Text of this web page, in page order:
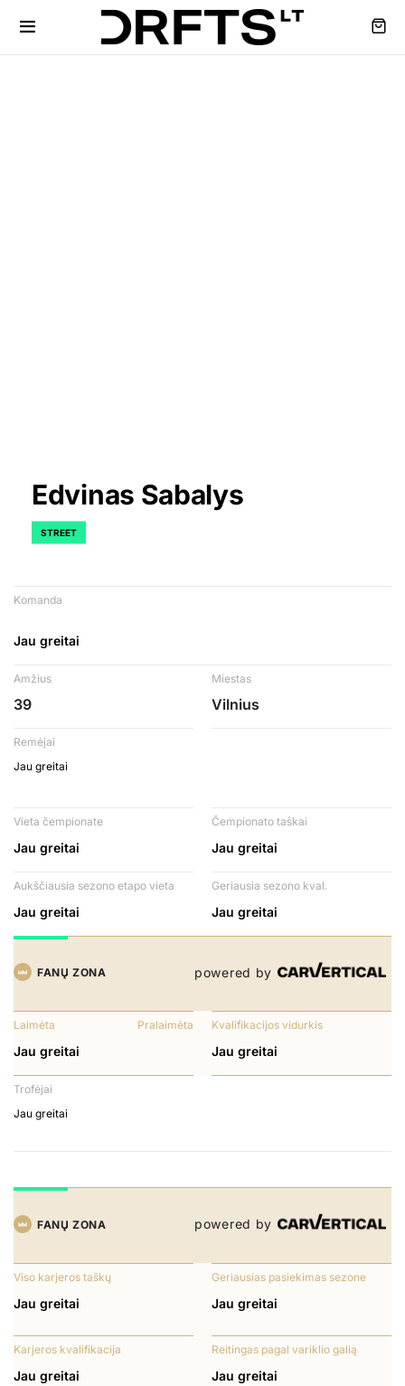
Edvinas Sabalys
STREET
Trofėjai
Jau greitai
Komanda
Jau greitai
Amžius
39
Miestas
Vilnius
Remėjai
Jau greitai
Vieta čempionate
Jau greitai
Čempionato taškai
Jau greitai
Aukščiausia sezono etapo vieta
Jau greitai
Geriausia sezono kval.
Jau greitai
FANŲ ZONA powered by
Laimėta Pralaimėta
Jau greitai
Kvalifikacijos vidurkis
Jau greitai
FANŲ ZONA powered by
Viso karjeros taškų
Jau greitai
Geriausias pasiekimas sezone
Jau greitai
Karjeros kvalifikacija
Jau greitai
Reitingas pagal variklio galią
Jau greitai